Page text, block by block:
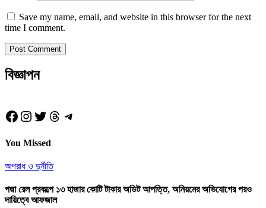
Save my name, email, and website in this browser for the next
time I comment.
বিজ্ঞাপন
Facebook
Instagram
Twitter
Threads
Telegram
You Missed
অপরাধ ও দুর্নীতি
পদ্মা রেল প্রকল্পে ১৩ হাজার কোটি টাকার অডিট আপত্তি, অনিয়মের অভিযোগের পরও
দায়িত্বে আফজাল